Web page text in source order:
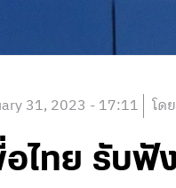
31, 2023 - 17:11 โด
อไทย รับฟั